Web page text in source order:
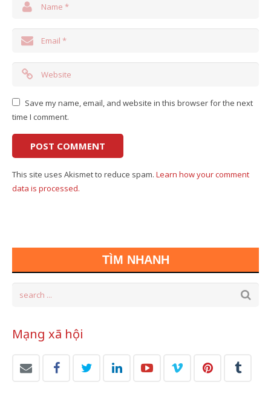
Save my name, email, and website in this browser for the next
time I comment.
This site uses Akismet to reduce spam. Learn how your comment
data is processed.
TÌM NHANH
Mạng xã hội